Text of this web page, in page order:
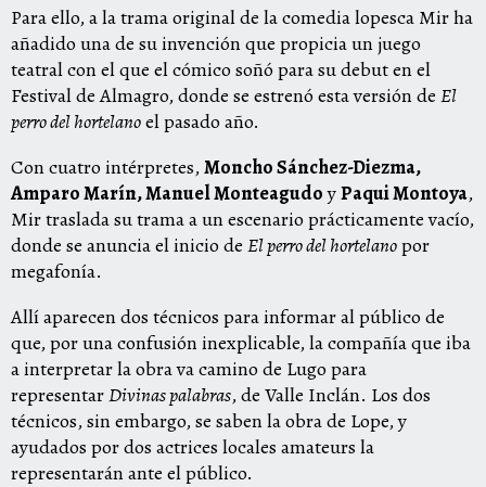
Para ello, a la trama original de la comedia lopesca Mir ha
añadido una de su invención que propicia un juego
teatral con el que el cómico soñó para su debut en el
Festival de Almagro, donde se estrenó esta versión de El
perro del hortelanoel pasado año.
Con cuatro intérpretes,Moncho Sánchez-Diezma,
Amparo Marín, Manuel MonteagudoyPaqui Montoya,
Mir traslada su trama a un escenario prácticamente vacío,
donde se anuncia el inicio de El perro del hortelanopor
megafonía.
Allí aparecen dos técnicos para informar al público de
que, por una confusión inexplicable, la compañía que iba
a interpretar la obra va camino de Lugo para
representarDivinas palabras, de Valle Inclán. Los dos
técnicos, sin embargo, se saben la obra de Lope, y
ayudados por dos actrices locales amateurs la
representarán ante el público.